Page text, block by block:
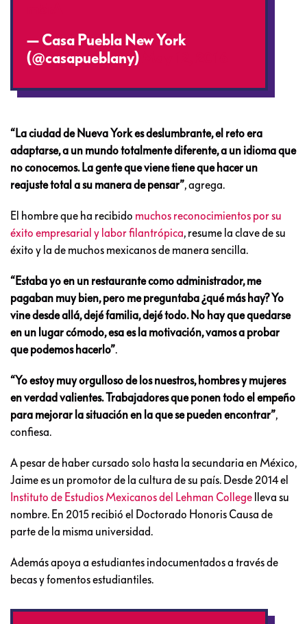
— Casa Puebla New York
(@casapueblany)
“La ciudad de Nueva York es deslumbrante, el reto era
adaptarse, a un mundo totalmente diferente, a un idioma que
no conocemos. La gente que viene tiene que hacer un
reajuste total a su manera de pensar”, agrega.
El hombre que ha recibido muchos reconocimientos por su
éxito empresarial y labor filantrópica, resume la clave de su
éxito y la de muchos mexicanos de manera sencilla.
“Estaba yo en un restaurante como administrador, me
pagaban muy bien, pero me preguntaba ¿qué más hay? Yo
vine desde allá, dejé familia, dejé todo. No hay que quedarse
en un lugar cómodo, esa es la motivación, vamos a probar
que podemos hacerlo”.
“Yo estoy muy orgulloso de los nuestros, hombres y mujeres
en verdad valientes. Trabajadores que ponen todo el empeño
para mejorar la situación en la que se pueden encontrar”,
confiesa.
A pesar de haber cursado solo hasta la secundaria en México,
Jaime es un promotor de la cultura de su país. Desde 2014 el
Instituto de Estudios Mexicanos del Lehman College lleva su
nombre. En 2015 recibió el Doctorado Honoris Causa de
parte de la misma universidad.
Además apoya a estudiantes indocumentados a través de
becas y fomentos estudiantiles.